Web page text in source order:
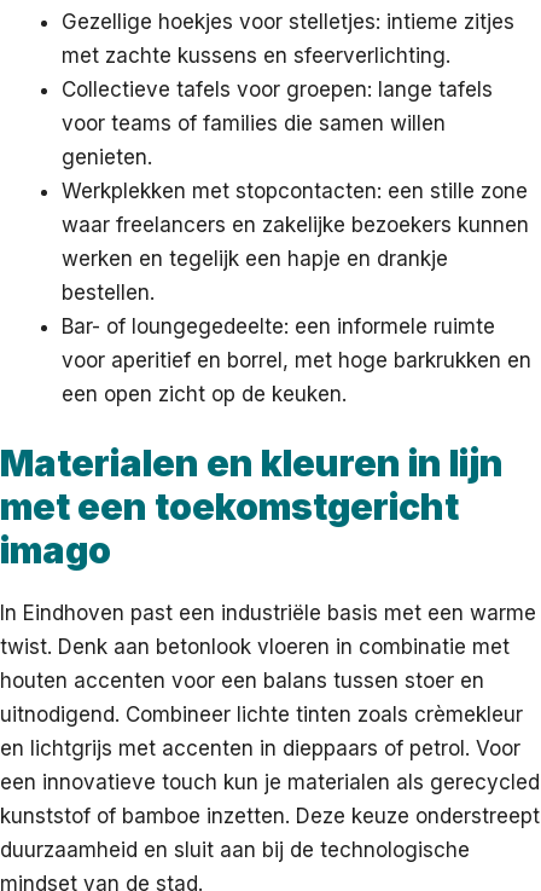
Gezellige hoekjes voor stelletjes: intieme zitjes
met zachte kussens en sfeerverlichting.
Collectieve tafels voor groepen: lange tafels
voor teams of families die samen willen
genieten.
Werkplekken met stopcontacten: een stille zone
waar freelancers en zakelijke bezoekers kunnen
werken en tegelijk een hapje en drankje
bestellen.
Bar- of loungegedeelte: een informele ruimte
voor aperitief en borrel, met hoge barkrukken en
een open zicht op de keuken.
Materialen en kleuren in lijn
met een toekomstgericht
imago
In Eindhoven past een industriële basis met een warme
twist. Denk aan betonlook vloeren in combinatie met
houten accenten voor een balans tussen stoer en
uitnodigend. Combineer lichte tinten zoals crèmekleur
en lichtgrijs met accenten in dieppaars of petrol. Voor
een innovatieve touch kun je materialen als gerecycled
kunststof of bamboe inzetten. Deze keuze onderstreept
duurzaamheid en sluit aan bij de technologische
mindset van de stad.